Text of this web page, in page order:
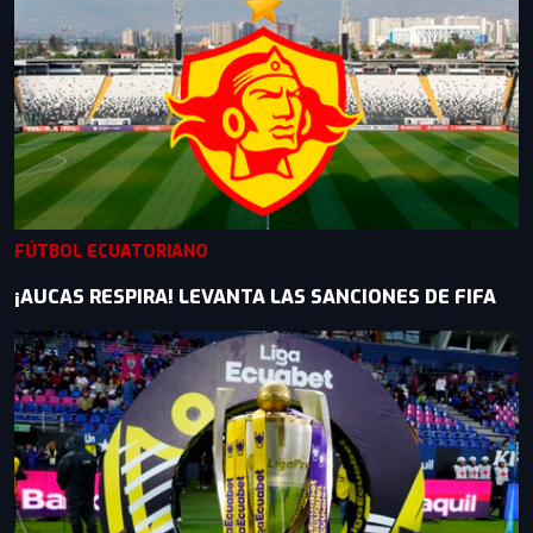
FÚTBOL ECUATORIANO
¡AUCAS RESPIRA! LEVANTA LAS SANCIONES DE FIFA